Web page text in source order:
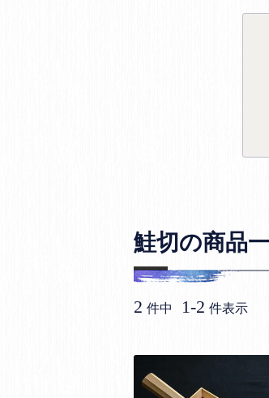
鮭切の商品
2 件中 1-2 件表示